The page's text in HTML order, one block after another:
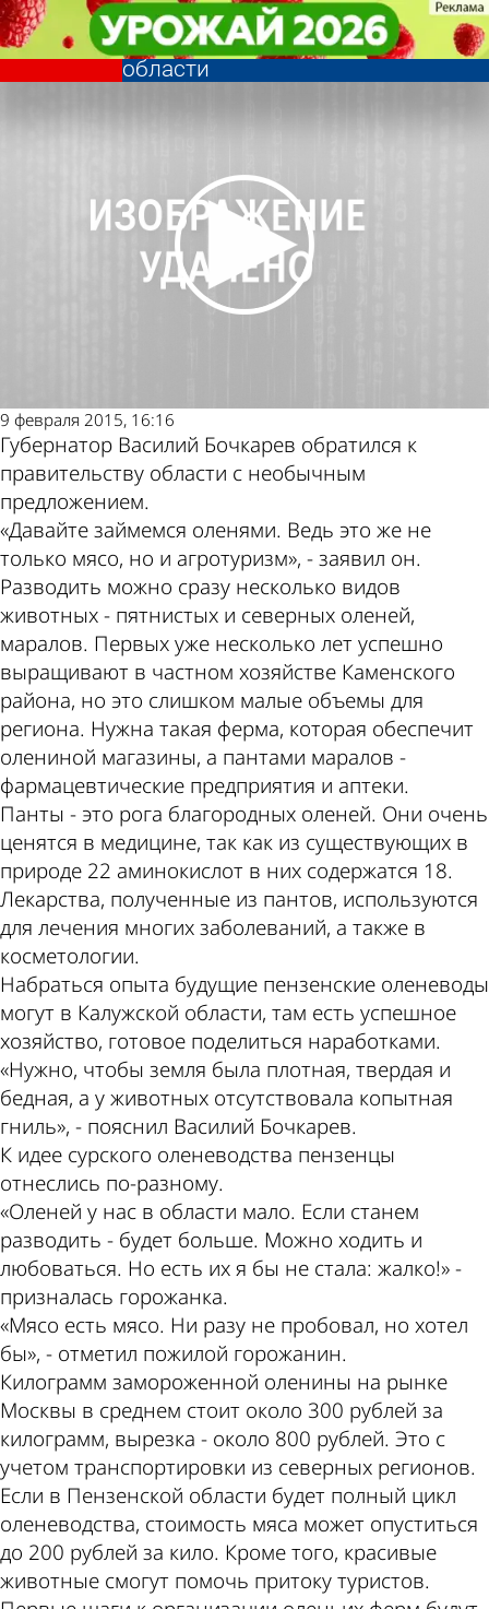
Василий Бочкарев предложил
разводить оленей в Пензенской
области
Общество
9 февраля 2015, 16:16
Губернатор Василий Бочкарев обратился к
правительству области с необычным
предложением.
«Давайте займемся оленями. Ведь это же не
только мясо, но и агротуризм», - заявил он.
Разводить можно сразу несколько видов
животных - пятнистых и северных оленей,
маралов. Первых уже несколько лет успешно
выращивают в частном хозяйстве Каменского
района, но это слишком малые объемы для
региона. Нужна такая ферма, которая обеспечит
олениной магазины, а пантами маралов -
фармацевтические предприятия и аптеки.
Панты - это рога благородных оленей. Они очень
ценятся в медицине, так как из существующих в
природе 22 аминокислот в них содержатся 18.
Лекарства, полученные из пантов, используются
для лечения многих заболеваний, а также в
косметологии.
Набраться опыта будущие пензенские оленеводы
могут в Калужской области, там есть успешное
хозяйство, готовое поделиться наработками.
«Нужно, чтобы земля была плотная, твердая и
бедная, а у животных отсутствовала копытная
гниль», - пояснил Василий Бочкарев.
К идее сурского оленеводства пензенцы
отнеслись по-разному.
«Оленей у нас в области мало. Если станем
разводить - будет больше. Можно ходить и
любоваться. Но есть их я бы не стала: жалко!» -
призналась горожанка.
«Мясо есть мясо. Ни разу не пробовал, но хотел
бы», - отметил пожилой горожанин.
Килограмм замороженной оленины на рынке
Москвы в среднем стоит около 300 рублей за
килограмм, вырезка - около 800 рублей. Это с
учетом транспортировки из северных регионов.
Если в Пензенской области будет полный цикл
оленеводства, стоимость мяса может опуститься
до 200 рублей за кило. Кроме того, красивые
животные смогут помочь притоку туристов.
Василий Бочкарев предложил
разводить оленей в Пензенской
области
Общество
Другие
новости по
теме
Погода и курсы
валют в Пензе